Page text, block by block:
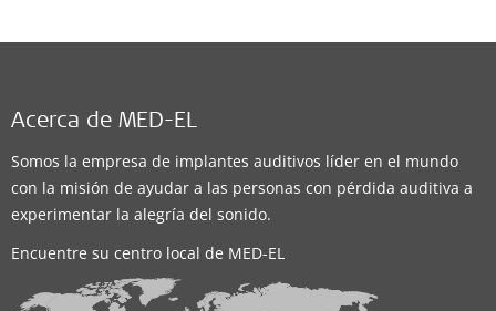
Acerca de MED-EL
Somos la empresa de implantes auditivos líder en el mundo
con la misión de ayudar a las personas con pérdida auditiva a
experimentar la alegría del sonido.
Encuentre su centro local de MED-EL